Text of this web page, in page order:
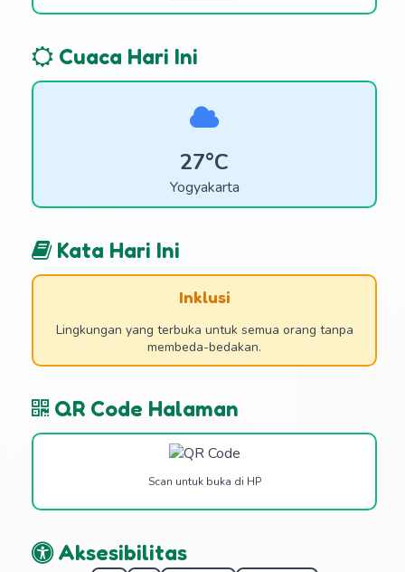
Cuaca Hari Ini
27°C
Yogyakarta
Kata Hari Ini
Inklusi
Lingkungan yang terbuka untuk semua orang tanpa
membeda-bedakan.
QR Code Halaman
Scan untuk buka di HP
Aksesibilitas